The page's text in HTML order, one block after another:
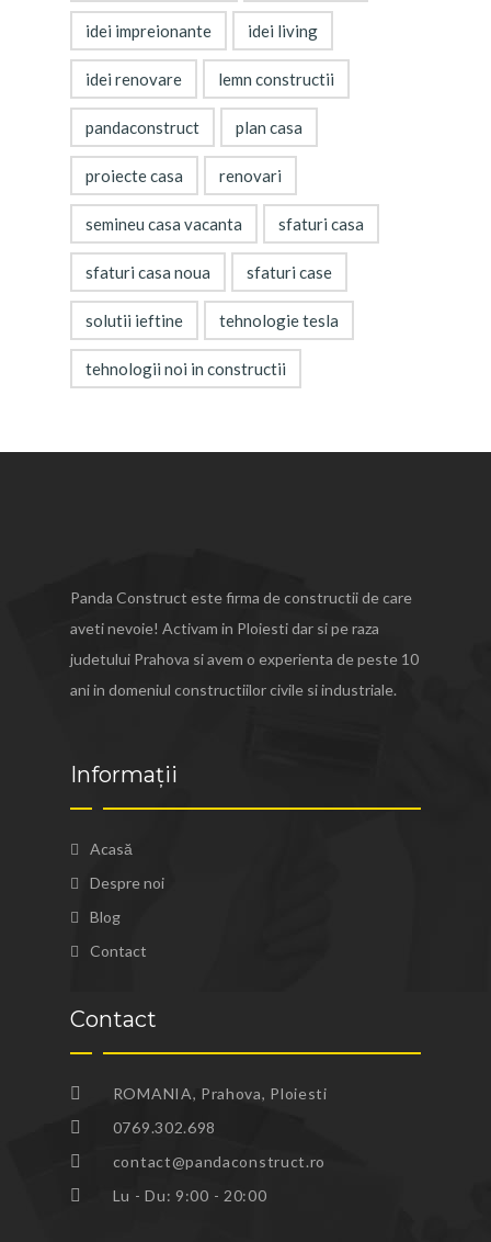
idei impreionante idei living
idei renovare lemn constructii
pandaconstruct plan casa
proiecte casa renovari
semineu casa vacanta sfaturi casa
sfaturi casa noua sfaturi case
solutii ieftine tehnologie tesla
tehnologii noi in constructii
Panda Construct este firma de constructii de care
aveti nevoie! Activam in Ploiesti dar si pe raza
judetului Prahova si avem o experienta de peste 10
ani in domeniul constructiilor civile si industriale.
Informații
Acasă
Despre noi
Blog
Contact
Contact
ROMANIA, Prahova, Ploiesti
0769.302.698
contact@pandaconstruct.ro
Lu - Du: 9:00 - 20:00